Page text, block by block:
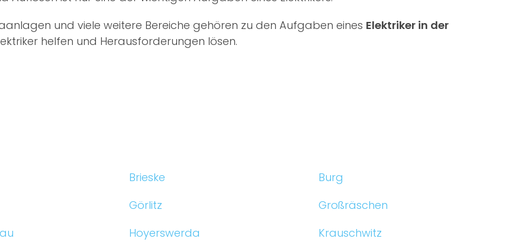
und viele weitere Bereiche gehören zu den Aufgaben eines Elektriker in der
helfen und Herausforderungen lösen.
Brieske
Burg
Görlitz
Großräschen
Hoyerswerda
Krauschwitz